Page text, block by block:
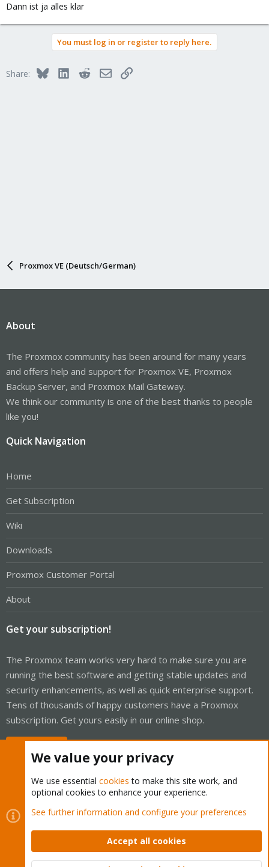
Dann ist ja alles klar
You must log in or register to reply here.
Share: BlueskyLinkedInRedditEmailLink
Proxmox VE (Deutsch/German)
About
The Proxmox community has been around for many years
and offers help and support for Proxmox VE, Proxmox
Backup Server, and Proxmox Mail Gateway.
We think our community is one of the best thanks to people
like you!
Quick Navigation
Home
Get Subscription
Wiki
Downloads
Proxmox Customer Portal
About
Get your subscription!
The Proxmox team works very hard to make sure you are
running the best software and getting stable updates and
security enhancements, as well as quick enterprise support.
Tens of thousands of happy customers have a Proxmox
subscription. Get yours easily in our online shop.
Cookies
Proxmox Support Forum - Light Mode
Contact us
Terms and rules Privacy policy Help Home
Community platform by XenForo © 2010-2026 XenForo Ltd.
We value your privacy
We use essential cookies to make this site work, and
optional cookies to enhance your experience.
See further information and configure your preferences
Accept all cookies